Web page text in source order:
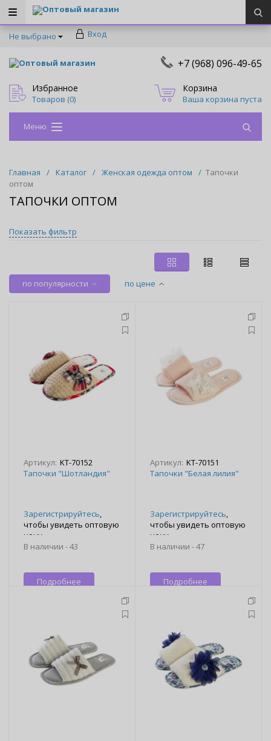
Оптовый магазин
Не выбрано Вход
Оптовый магазин +7 (968) 096-49-65
Избранное
Товаров (0)
Корзина
Ваша корзина пуста
Меню
Главная / Каталог / Женская одежда оптом / Тапочки
оптом
ТАПОЧКИ ОПТОМ
Показать фильтр
по популярности по цене
Артикул: KT-70152
Тапочки "Шотландия"
Зарегистрируйтесь,
чтобы увидеть оптовую
цену
В наличии -43
Подробнее
Артикул: KT-70151
Тапочки "Белая лилия"
Зарегистрируйтесь,
чтобы увидеть оптовую
цену
В наличии -47
Подробнее